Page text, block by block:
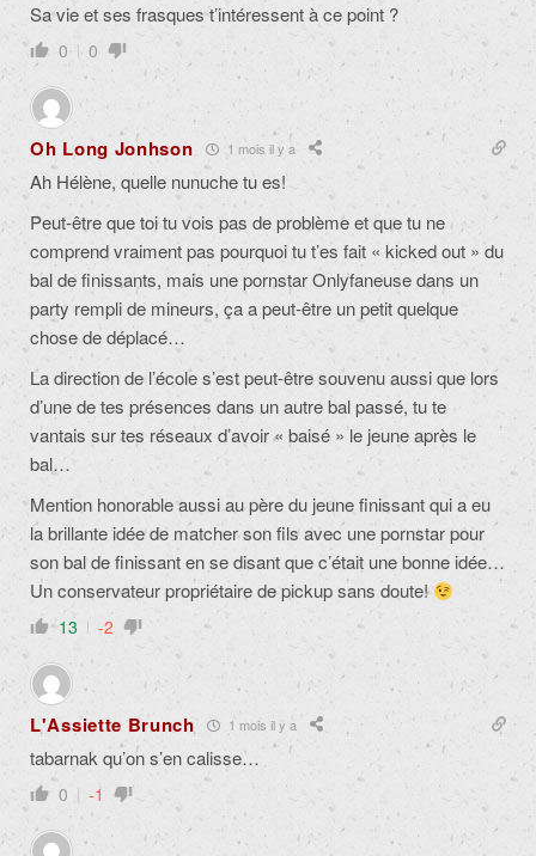
Sa vie et ses frasques t’intéressent à ce point ?
0 0
Oh Long Jonhson 1 mois il y a
Ah Hélène, quelle nunuche tu es!
Peut-être que toi tu vois pas de problème et que tu ne
comprend vraiment pas pourquoi tu t’es fait « kicked out » du
bal de finissants, mais une pornstar Onlyfaneuse dans un
party rempli de mineurs, ça a peut-être un petit quelque
chose de déplacé…
La direction de l’école s’est peut-être souvenu aussi que lors
d’une de tes présences dans un autre bal passé, tu te
vantais sur tes réseaux d’avoir « baisé » le jeune après le
bal…
Mention honorable aussi au père du jeune finissant qui a eu
la brillante idée de matcher son fils avec une pornstar pour
son bal de finissant en se disant que c’était une bonne idée…
Un conservateur propriétaire de pickup sans doute!
13 -2
L'Assiette Brunch 1 mois il y a
tabarnak qu’on s’en calisse…
0 -1